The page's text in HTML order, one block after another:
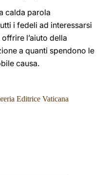
calda parola
i fedeli ad interessarsi
l’aiuto della
a quanti spendono le
causa.
Editrice Vaticana